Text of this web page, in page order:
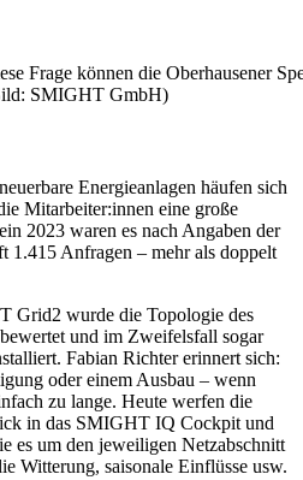
Frage können die Oberhausener
SMIGHT GmbH)
Energieanlagen häufen sich
Mitarbeiter:innen eine große
2023 waren es nach Angaben der
1.415 Anfragen – mehr als doppelt
Grid2 wurde die Topologie des
und im Zweifelsfall sogar
Fabian Richter erinnert sich:
oder einem Ausbau – wenn
zu lange. Heute werfen die
in das SMIGHT IQ Cockpit und
es um den jeweiligen Netzabschnitt
Witterung, saisonale Einflüsse usw.